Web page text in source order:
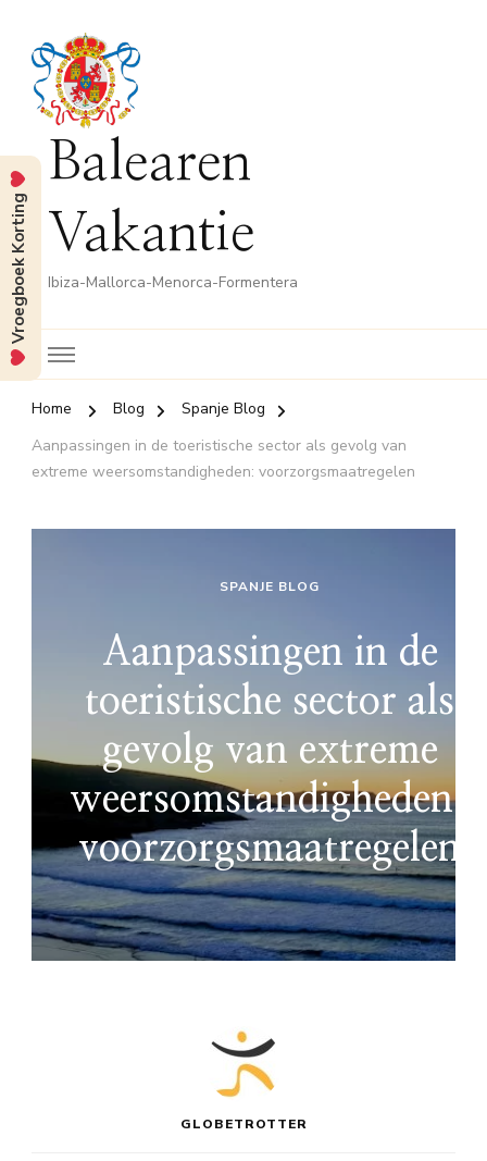
Balearen
Vakantie
Ibiza-Mallorca-Menorca-Formentera
Home Blog
Spanje Blog
Aanpassingen in de toeristische sector als gevolg van
extreme weersomstandigheden: voorzorgsmaatregelen
SPANJE BLOG
Aanpassingen in de
toeristische sector als
gevolg van extreme
weersomstandigheden:
voorzorgsmaatregelen
GLOBETROTTER
Vroegboek Korting